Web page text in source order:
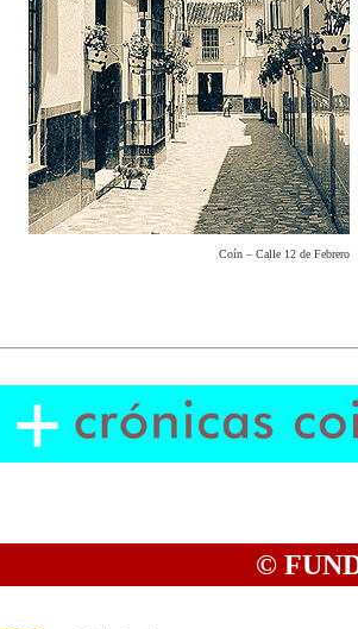
Coín – Calle 12 de Febrero
©